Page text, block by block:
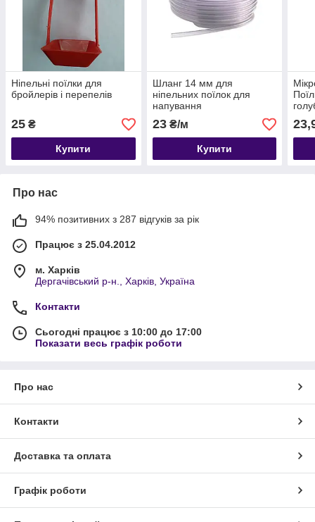
Ніпельні поїлки для
бройлерів і перепелів
25 ₴
Купити
Шланг 14 мм для
ніпельних поїлок для
напування
23₴/м
Купити
Про нас
94% позитивних з 287 відгуків за рік
Працює з 25.04.2012
м. Харків
Дергачівський р-н., Харків, Україна
Контакти
Сьогодні працює з 10:00 до 17:00
Показати весь графік роботи
Про нас
Контакти
Доставка та оплата
Графік роботи